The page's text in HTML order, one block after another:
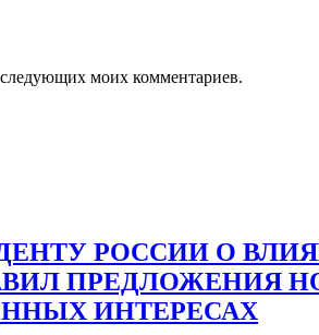
моих комментариев.
РОССИИ О
ПРЕДЛОЖЕНИЯ
ИНТЕРЕСАХ